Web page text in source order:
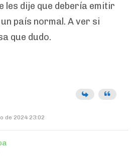
les dije que debería emitir
país normal. A ver si
que dudo.
de 2024 23:02